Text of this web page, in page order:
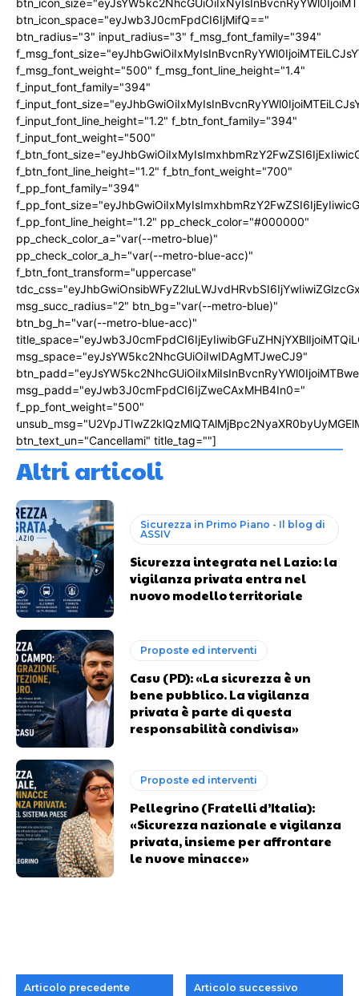
btn_icon_space="eyJwb3J0cmFpdCI6IjMifQ=="
btn_radius="3" input_radius="3" f_msg_font_family="394"
f_msg_font_weight="500" f_msg_font_line_height="1.4"
f_input_font_family="394"
f_input_font_line_height="1.2" f_btn_font_family="394"
f_input_font_weight="500"
f_btn_font_line_height="1.2" f_btn_font_weight="700"
f_pp_font_family="394"
f_pp_font_line_height="1.2" pp_check_color="#000000"
pp_check_color_a="var(--metro-blue)"
pp_check_color_a_h="var(--metro-blue-acc)"
f_btn_font_transform="uppercase"
msg_succ_radius="2" btn_bg="var(--metro-blue)"
btn_bg_h="var(--metro-blue-acc)"
msg_space="eyJsYW5kc2NhcGUiOiIwIDAgMTJweCJ9"
msg_padd="eyJwb3J0cmFpdCI6IjZweCAxMHB4In0="
f_pp_font_weight="500"
btn_text_un="Cancellami" title_tag=""]
Altri articoli
Sicurezza in Primo Piano - Il blog di
ASSIV
Sicurezza integrata nel Lazio: la
vigilanza privata entra nel
nuovo modello territoriale
Proposte ed interventi
Casu (PD): «La sicurezza è un
bene pubblico. La vigilanza
privata è parte di questa
responsabilità condivisa»
Proposte ed interventi
Pellegrino (Fratelli d’Italia):
«Sicurezza nazionale e vigilanza
privata, insieme per affrontare
le nuove minacce»
Articolo precedente Articolo successivo